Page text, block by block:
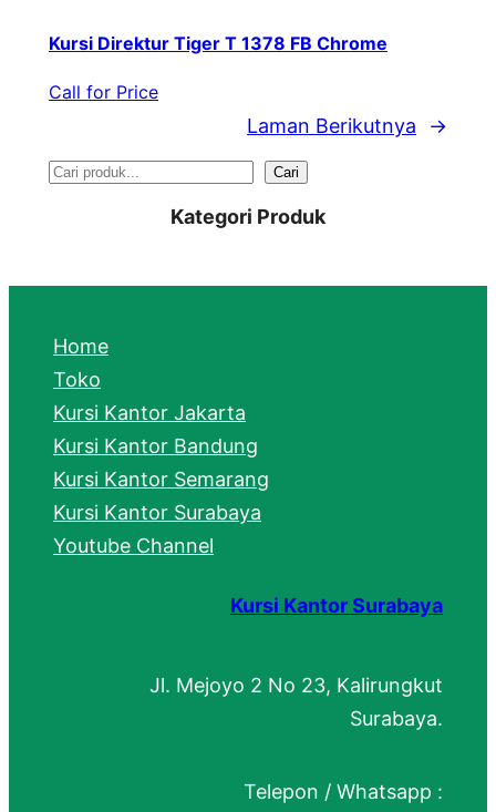
Kursi Direktur Tiger T 1378 FB Chrome
Call for Price
Laman Berikutnya →
S
r
h
Cari
Kategori Produk
Home
Toko
Kursi Kantor Jakarta
Kursi Kantor Bandung
Kursi Kantor Semarang
Kursi Kantor Surabaya
Youtube Channel
Kursi Kantor Surabaya
Jl. Mejoyo 2 No 23, Kalirungkut
Surabaya.
Telepon / Whatsapp :